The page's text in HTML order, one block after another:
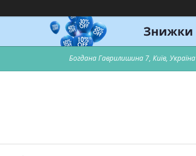
Богдана Гаврилишина 7, Київ, Україна